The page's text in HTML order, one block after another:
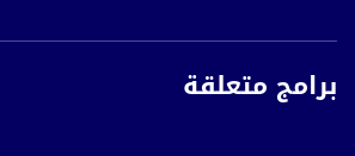
برامج متعلقة